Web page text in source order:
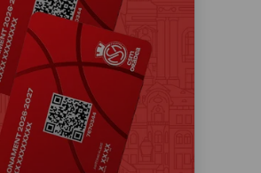
baschet sezon 2026-
2027
Sezonul 2026-2027